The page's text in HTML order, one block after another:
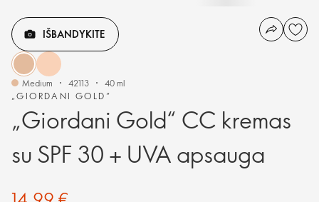
„GIORDANI GOLD“
„Giordani Gold“ CC kremas
su SPF 30 + UVA apsauga
IŠBANDYKITE
Medium 42113 40 ml